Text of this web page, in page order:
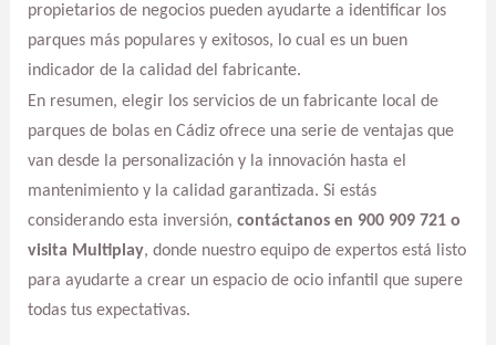
propietarios de negocios pueden ayudarte a identificar los
parques más populares y exitosos, lo cual es un buen
indicador de la calidad del fabricante.
En resumen, elegir los servicios de un fabricante local de
parques de bolas en Cádiz ofrece una serie de ventajas que
van desde la personalización y la innovación hasta el
mantenimiento y la calidad garantizada. Si estás
considerando esta inversión, contáctanos en 900 909 721 o
visita Multiplay, donde nuestro equipo de expertos está listo
para ayudarte a crear un espacio de ocio infantil que supere
todas tus expectativas.